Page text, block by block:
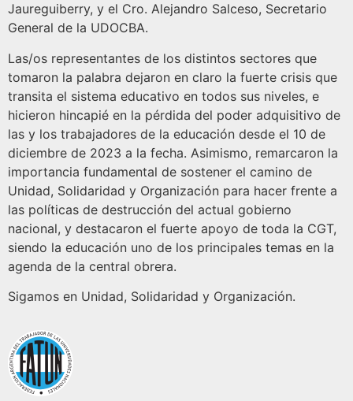
Jaureguiberry, y el Cro. Alejandro Salceso, Secretario
General de la UDOCBA.
Las/os representantes de los distintos sectores que
tomaron la palabra dejaron en claro la fuerte crisis que
transita el sistema educativo en todos sus niveles, e
hicieron hincapié en la pérdida del poder adquisitivo de
las y los trabajadores de la educación desde el 10 de
diciembre de 2023 a la fecha. Asimismo, remarcaron la
importancia fundamental de sostener el camino de
Unidad, Solidaridad y Organización para hacer frente a
las políticas de destrucción del actual gobierno
nacional, y destacaron el fuerte apoyo de toda la CGT,
siendo la educación uno de los principales temas en la
agenda de la central obrera.
Sigamos en Unidad, Solidaridad y Organización.